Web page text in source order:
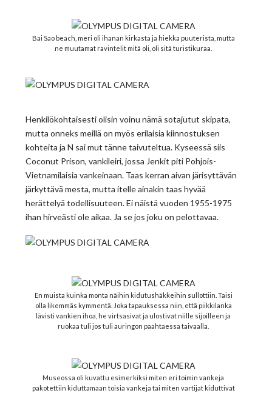
Bai Sao beach, meri oli ihanan kirkasta ja hiekka puuterista, mutta
ne muutamat ravintelit mitä oli, oli sitä turistikuraa.
Henkilökohtaisesti olisin voinu nämä sotajutut skipata,
mutta onneks meillä on myös erilaisia kiinnostuksen
kohteita ja N sai mut tänne taivuteltua. Kyseessä siis
Coconut Prison, vankileiri, jossa Jenkit piti Pohjois-
Vietnamilaisia vankeinaan. Taas kerran aivan järisyttävän
järkyttävä mesta, mutta itelle ainakin taas hyvää
herättelyä todellisuuteen. Ei näistä vuoden 1955-1975
ihan hirveästi ole aikaa. Ja se jos joku on pelottavaa.
En muista kuinka monta näihin kidutushäkkeihin sullottiin. Taisi
olla likemmäs kymmentä. Joka tapauksessa niin, että piikkilanka
lävisti vankien ihoa, he virtsasivat ja ulostivat niille sijoilleen ja
ruokaa tuli jos tuli auringon paahtaessa taivaalla.
Museossa oli kuvattu esimerkiksi miten eri toimin vankeja
pakotettiin kiduttamaan toisia vankeja tai miten vartijat kiduttivat